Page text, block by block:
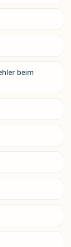
beim